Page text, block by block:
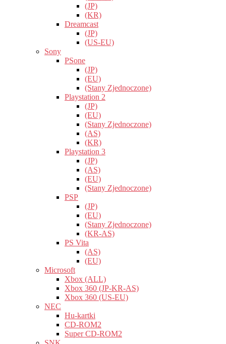
(JP)
(KR)
Dreamcast
(JP)
(US-EU)
Sony
PSone
(JP)
(EU)
(Stany Zjednoczone)
Playstation 2
(JP)
(EU)
(Stany Zjednoczone)
(AS)
(KR)
Playstation 3
(JP)
(AS)
(EU)
(Stany Zjednoczone)
PSP
(JP)
(EU)
(Stany Zjednoczone)
(KR-AS)
PS Vita
(AS)
(EU)
Microsoft
Xbox (ALL)
Xbox 360 (JP-KR-AS)
Xbox 360 (US-EU)
NEC
Hu-kartki
CD-ROM2
Super CD-ROM2